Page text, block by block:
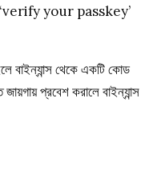
পর ‘verify your passkey’
বাইন্যান্স থেকে একটি কোড
জায়গায় প্রবেশ করালে বাইন্যান্স